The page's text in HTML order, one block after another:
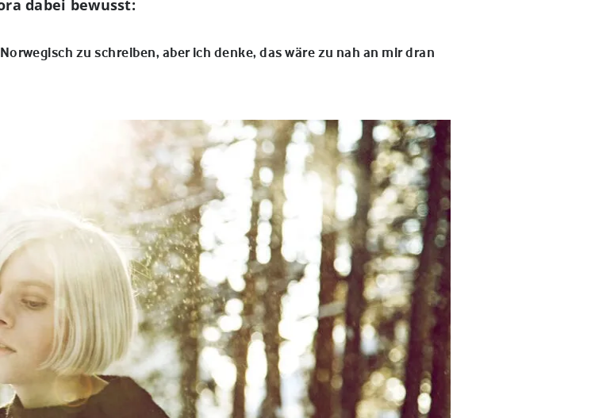
dabei bewusst:
zu schreiben, aber ich denke, das wäre zu nah an mir dran